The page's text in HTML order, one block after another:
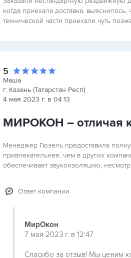
когда приехала доставка,
технической части приехали чуть
5
Маша
г. Казань (Татарстан Респ)
4 мая 2023 г. в 04:13
МИРОКОН – отличая
Менеджер Гюзель предоставила
привлекательнее, чем в других
обеспечивает звукоизоляцию,
Ответ компании
МирОкон
7 мая 2023 г. в 12:47
Спасибо за отзыв! Мы ценим